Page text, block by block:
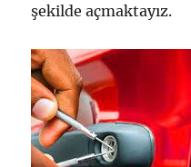
şekilde açmaktayız.